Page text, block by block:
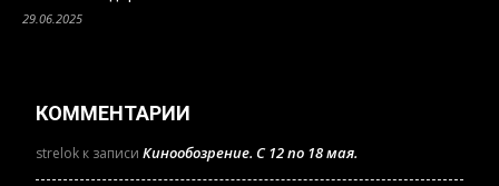
29.06.2025
КОММЕНТАРИИ
strelok к записи Кинообозрение. С 12 по 18 мая.